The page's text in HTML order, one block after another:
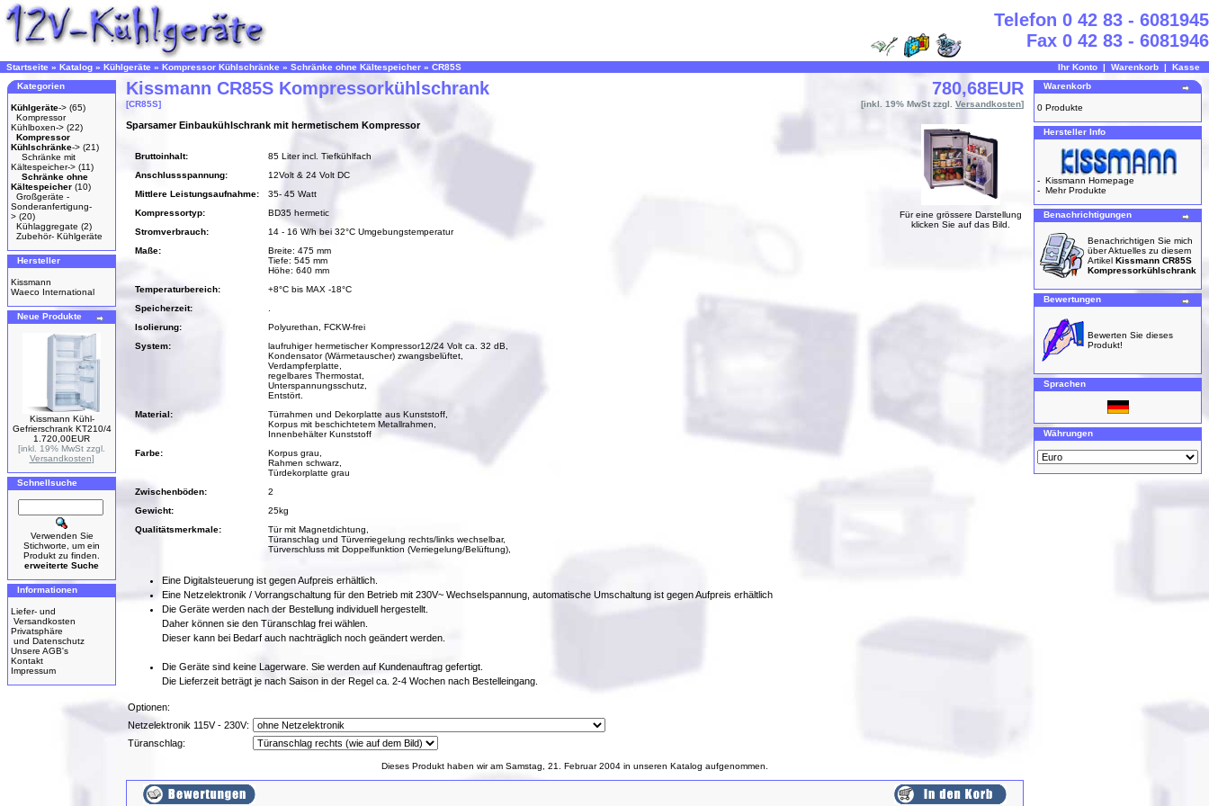
Telefon 0 42 83 - 6081945
Fax 0 42 83 - 6081946
Startseite » Katalog » Kühlgeräte » Kompressor Kühlschränke » Schränke ohne Kältespeicher » CR85S Ihr Konto | Warenkorb | Kasse
Kategorien
Kühlgeräte-> (65)
Kompressor
Kühlboxen-> (22)
Kompressor
Kühlschränke-> (21)
Schränke mit
Kältespeicher-> (11)
Schränke ohne
Kältespeicher (10)
Großgeräte -
Sonderanfertigung-
> (20)
Kühlaggregate (2)
Zubehör- Kühlgeräte
Hersteller
Kissmann
Waeco International
Neue Produkte
Kissmann Kühl-
Gefrierschrank KT210/4
1.720,00EUR
[inkl. 19% MwSt zzgl.
Versandkosten]
Schnellsuche
Verwenden Sie
Stichworte, um ein
Produkt zu finden.
erweiterte Suche
Informationen
Liefer- und
Versandkosten
Privatsphäre
und Datenschutz
Unsere AGB's
Kontakt
Impressum
Kissmann CR85S Kompressorkühlschrank
[CR85S]
780,68EUR
[inkl. 19% MwSt zzgl. Versandkosten]
Für eine grössere Darstellung
klicken Sie auf das Bild.
Sparsamer Einbaukühlschrank mit hermetischem Kompressor
Bruttoinhalt:
85 Liter incl. Tiefkühlfach
Anschlussspannung:
12Volt & 24 Volt DC
Mittlere Leistungsaufnahme:
35- 45 Watt
Kompressortyp:
BD35 hermetic
Stromverbrauch:
14 - 16 W/h bei 32°C Umgebungstemperatur
Maße:
Breite: 475 mm
Tiefe: 545 mm
Höhe: 640 mm
Temperaturbereich:
+8°C bis MAX -18°C
Speicherzeit:
Isolierung:
Polyurethan, FCKW-frei
System:
laufruhiger hermetischer Kompressor12/24 Volt ca. 32 dB,
Kondensator (Wärmetauscher) zwangsbelüftet,
Verdampferplatte,
regelbares Thermostat,
Unterspannungsschutz,
Entstört.
Material:
Türrahmen und Dekorplatte aus Kunststoff,
Korpus mit beschichtetem Metallrahmen,
Innenbehälter Kunststoff
Farbe:
Korpus grau,
Rahmen schwarz,
Türdekorplatte grau
Zwischenböden:
2
Gewicht:
25kg
Qualitätsmerkmale:
Tür mit Magnetdichtung,
Türanschlag und Türverriegelung rechts/links wechselbar,
Türverschluss mit Doppelfunktion (Verriegelung/Belüftung),
Eine Digitalsteuerung ist gegen Aufpreis erhältlich.
Eine Netzelektronik / Vorrangschaltung für den Betrieb mit 230V~ Wechselspannung, automatische Umschaltung ist gegen Aufpreis erhältlich
Die Geräte werden nach der Bestellung individuell hergestellt.
Daher können sie den Türanschlag frei wählen.
Dieser kann bei Bedarf auch nachträglich noch geändert werden.
Die Geräte sind keine Lagerware. Sie werden auf Kundenauftrag gefertigt.
Die Lieferzeit beträgt je nach Saison in der Regel ca. 2-4 Wochen nach Bestelleingang.
Optionen:
Netzelektronik 115V - 230V:
Türanschlag:
Dieses Produkt haben wir am Samstag, 21. Februar 2004 in unseren Katalog aufgenommen.
Warenkorb
0 Produkte
Hersteller Info
- Kissmann Homepage
- Mehr Produkte
Benachrichtigungen
Benachrichtigen Sie mich
über Aktuelles zu diesem
Artikel Kissmann CR85S
Kompressorkühlschrank
Bewertungen
Bewerten Sie dieses
Produkt!
Sprachen
Währungen